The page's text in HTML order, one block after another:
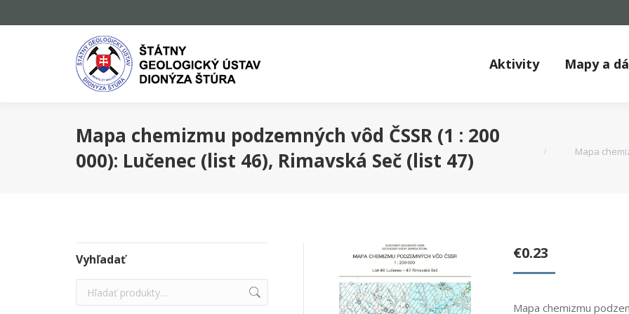
Aktivity Mapy a
Mapa chemizmu podzemných vôd ČSSR (1 : 200
000): Lučenec (list 46), Rimavská Seč (list 47)
Mapa
€0.23
Mapa chemizmu
Vyhľadať